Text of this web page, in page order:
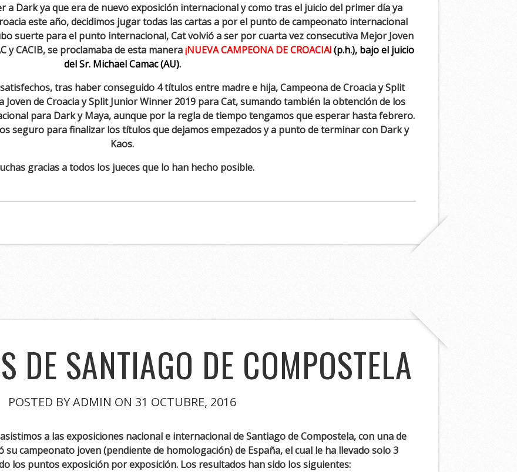
a Dark ya que era de nuevo exposición internacional y como tras el juicio del primer día ya
este año, decidimos jugar todas las cartas a por el punto de campeonato internacional
suerte para el punto internacional, Cat volvió a ser por cuarta vez consecutiva Mejor Joven
y CACIB, se proclamaba de esta manera¡NUEVA CAMPEONA DE CROACIA!(p.h.), bajo el juicio
del Sr. Michael Camac (AU).
tras haber conseguido 4 títulos entre madre e hija, Campeona de Croacia y Split
Joven de Croacia y Split Junior Winner 2019 para Cat, sumando también la obtención de los
para Dark y Maya, aunque por la regla de tiempo tengamos que esperar hasta febrero.
seguro para finalizar los títulos que dejamos empezados y a punto de terminar con Dark y
Kaos.
gracias a todos los jueces que lo han hecho posible.
DE SANTIAGO DE COMPOSTELA
POSTED BYADMIN ON 31 OCTUBRE, 2016
a las exposiciones nacional e internacional de Santiago de Compostela, con una de
campeonato joven (pendiente de homologación) de España, el cual le ha llevado solo 3
los puntos exposición por exposición. Los resultados han sido los siguientes: